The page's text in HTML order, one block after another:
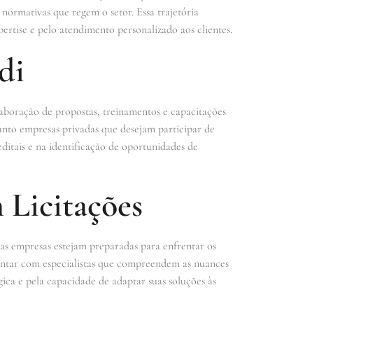
que regem o setor. Essa trajetória
e pelo atendimento personalizado aos clientes.
de propostas, treinamentos e capacitações
empresas privadas que desejam participar de
e na identificação de oportunidades de
estejam preparadas para enfrentar os
com especialistas que compreendem as nuances
e pela capacidade de adaptar suas soluções às